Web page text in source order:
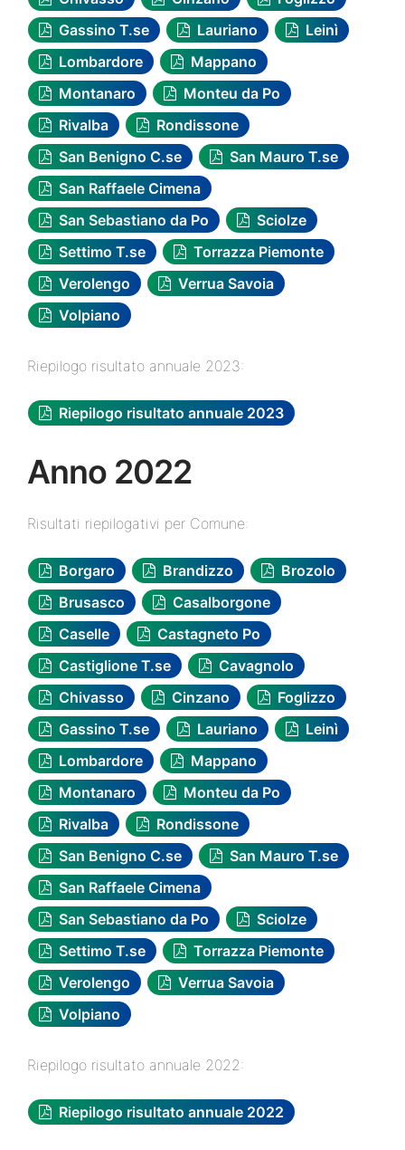
Gassino T.se
Lauriano
Leinì
Lombardore
Mappano
Montanaro
Monteu da Po
Rivalba
Rondissone
San Benigno C.se
San Mauro T.se
San Raffaele Cimena
San Sebastiano da Po
Sciolze
Settimo T.se
Torrazza Piemonte
Verolengo
Verrua Savoia
Volpiano
Riepilogo risultato annuale 2023:
Riepilogo risultato annuale 2023
Anno 2022
Risultati riepilogativi per Comune:
Borgaro Brandizzo
Brozolo
Brusasco
Casalborgone
Caselle
Castagneto Po
Castiglione T.se
Cavagnolo
Chivasso
Cinzano
Foglizzo
Gassino T.se
Lauriano
Leinì
Lombardore
Mappano
Montanaro
Monteu da Po
Rivalba
Rondissone
San Benigno C.se
San Mauro T.se
San Raffaele Cimena
San Sebastiano da Po
Sciolze
Settimo T.se
Torrazza Piemonte
Verolengo
Verrua Savoia
Volpiano
Riepilogo risultato annuale 2022:
Riepilogo risultato annuale 2022